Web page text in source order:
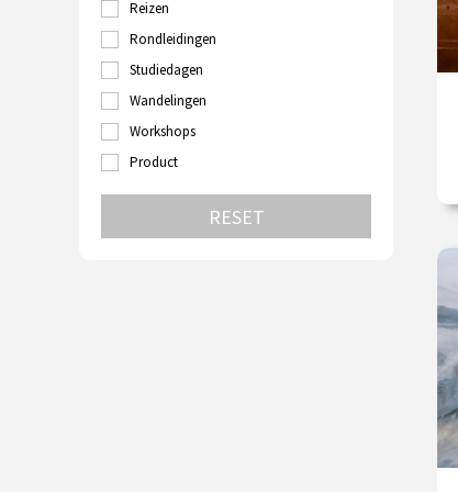
Turkije
Utrecht
Wenen
Zutphen
Reizen
Rondleidingen
Studiedagen
Wandelingen
Workshops
Product
RESET